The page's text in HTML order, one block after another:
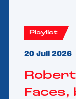
Playlist
20 Juil 2026
Faces,